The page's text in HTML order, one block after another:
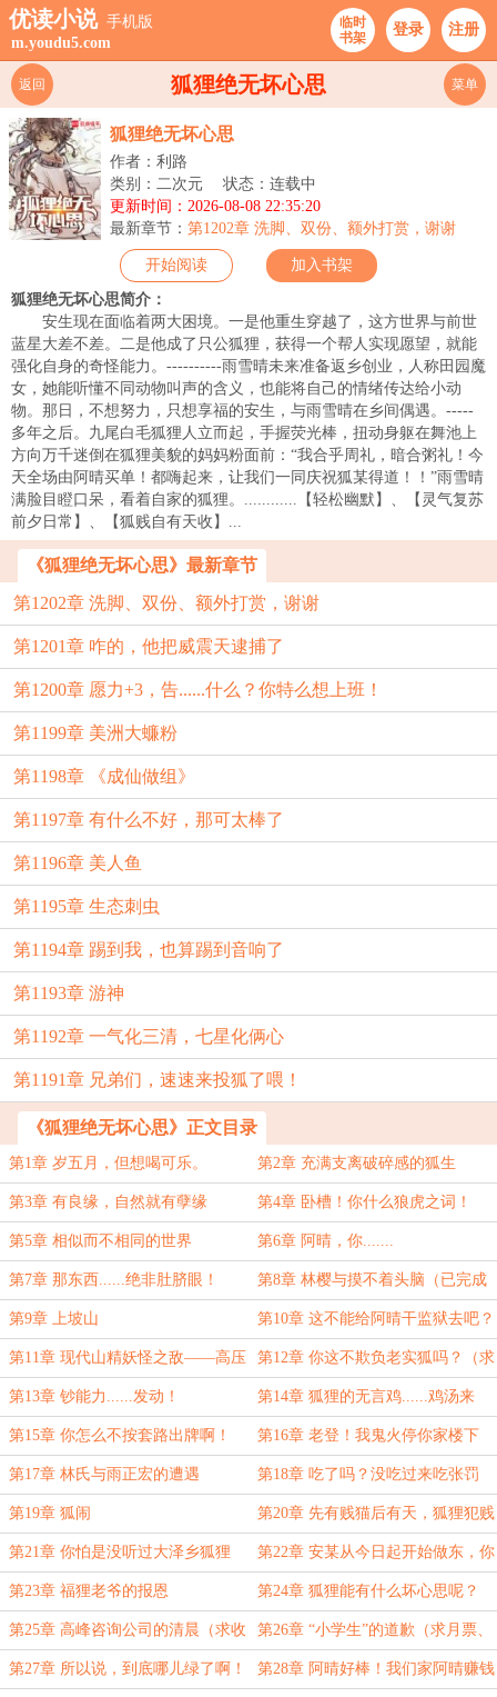
优读小说 手机版
m.youdu5.com
临时
书架
登录 注册
狐狸绝无坏心思
返回 菜单
狐狸绝无坏心思
作者：利路
类别：二次元
状态：连载中
更新时间：2026-08-08 22:35:20
最新章节： 第1202章 洗脚、双份、额外打赏，谢谢
开始阅读 加入书架
狐狸绝无坏心思简介：
安生现在面临着两大困境。一是他重生穿越了，这方世界与前世
蓝星大差不差。二是他成了只公狐狸，获得一个帮人实现愿望，就能
强化自身的奇怪能力。----------雨雪晴未来准备返乡创业，人称田园魔
女，她能听懂不同动物叫声的含义，也能将自己的情绪传达给小动
物。那日，不想努力，只想享福的安生，与雨雪晴在乡间偶遇。-----
多年之后。九尾白毛狐狸人立而起，手握荧光棒，扭动身躯在舞池上
方向万千迷倒在狐狸美貌的妈妈粉面前：“我合乎周礼，暗合粥礼！今
天全场由阿晴买单！都嗨起来，让我们一同庆祝狐某得道！！”雨雪晴
满脸目瞪口呆，看着自家的狐狸。............【轻松幽默】、【灵气复苏
前夕日常】、【狐贱自有天收】...
《狐狸绝无坏心思》最新章节
第1202章 洗脚、双份、额外打赏，谢谢
第1201章 咋的，他把威震天逮捕了
第1200章 愿力+3，告......什么？你特么想上班！
第1199章 美洲大蠊粉
第1198章 《成仙做组》
第1197章 有什么不好，那可太棒了
第1196章 美人鱼
第1195章 生态刺虫
第1194章 踢到我，也算踢到音响了
第1193章 游神
第1192章 一气化三清，七星化俩心
第1191章 兄弟们，速速来投狐了喂！
《狐狸绝无坏心思》正文目录
第1章 岁五月，但想喝可乐。 第2章 充满支离破碎感的狐生
第3章 有良缘，自然就有孽缘 第4章 卧槽！你什么狼虎之词！
第5章 相似而不相同的世界 第6章 阿晴，你.......
第7章 那东西......绝非肚脐眼！ 第8章 林樱与摸不着头脑（已完成
签约，求月票）
第9章 上坡山 第10章 这不能给阿晴干监狱去吧？
第11章 现代山精妖怪之敌——高压
锅！
第12章 你这不欺负老实狐吗？（求
月票、求追读）
第13章 钞能力......发动！ 第14章 狐狸的无言鸡......鸡汤来
咯！
第15章 你怎么不按套路出牌啊！
（求月票）
第16章 老登！我鬼火停你家楼下
了！
第17章 林氏与雨正宏的遭遇 第18章 吃了吗？没吃过来吃张罚
单？（新书期求追读、求月票）
第19章 狐闹 第20章 先有贱猫后有天，狐狸犯贱
力无边（求收藏、求追读）
第21章 你怕是没听过大泽乡狐狸
叫！
第22章 安某从今日起开始做东，你
们可别归西了（新书求月票、求追
读、）
第23章 福狸老爷的报恩 第24章 狐狸能有什么坏心思呢？
（求收藏、求追读、求月票）
第25章 高峰咨询公司的清晨（求收
藏、求追读、求月票）
第26章 “小学生”的道歉（求月票、
追读和收藏）
第27章 所以说，到底哪儿绿了啊！ 第28章 阿晴好棒！我们家阿晴赚钱